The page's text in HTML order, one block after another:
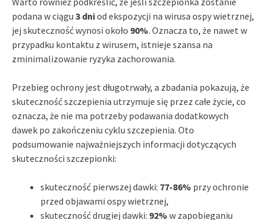
podana w ciągu 3 dniod ekspozycji na wirusa ospy wietrznej,
jej skuteczność wynosi około 90%. Oznacza to, że nawet w
przypadku kontaktu z wirusem, istnieje szansa na
zminimalizowanie ryzyka zachorowania.
Przebieg ochrony jest długotrwały, a zbadania pokazują, że
skuteczność szczepienia utrzymuje się przez całe życie, co
oznacza, że nie ma potrzeby podawania dodatkowych
dawek po zakończeniu cyklu szczepienia. Oto
podsumowanie najważniejszych informacji dotyczących
skuteczności szczepionki:
skuteczność pierwszej dawki: 77-86% przy ochronie
przed objawami ospy wietrznej,
skuteczność drugiej dawki: 92% w zapobieganiu